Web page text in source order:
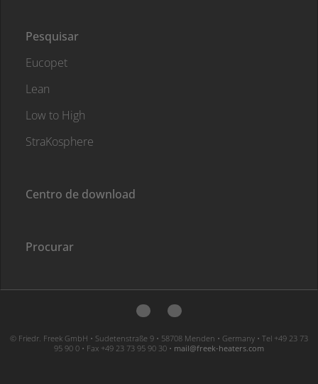
Pesquisar
Eucopet
Lean
Low to High
StraKosphere
Centro de download
Procurar
© Friedr. Freek GmbH • Sudetenstraße 9 • 58708 Menden • Germany • Tel +49 23 73
95 90 0 • Fax +49 23 73 95 90 30 • moc.sretaeh-keerf@liam